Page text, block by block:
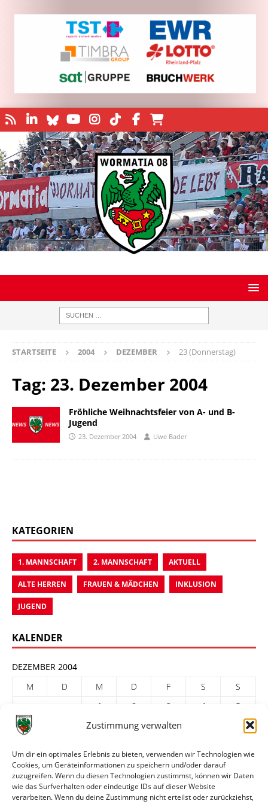
Zustimmung verwalten
Um dir ein optimales Erlebnis zu bieten, verwenden wir Technologien wie
Cookies, um Geräteinformationen zu speichern und/oder darauf
zuzugreifen. Wenn du diesen Technologien zustimmst, können wir Daten
wie das Surfverhalten oder eindeutige IDs auf dieser Website
verarbeiten. Wenn du deine Zustimmung nicht erteilst oder zurückziehst,
STARTSEITE 2004 DEZEMBER 23 (Donnerstag)
Tag: 23. Dezember 2004
Fröhliche Weihnachtsfeier von A- und B-
Jugend
23. Dezember 2004 Uwe Bader
KATEGORIEN
1. MANNSCHAFT 2. MANNSCHAFT AKTUELL
ALTE HERREN FRAUEN & MÄDCHEN INKLUSION
JUGEND
KALENDER
DEZEMBER 2004
M
D M D F S
S
1
2 3 4
5
6
8 9 10
20
21 22 23 24 25
27
28 29 30
31